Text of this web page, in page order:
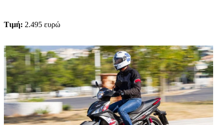
Τιμή: 2.495 ευρώ